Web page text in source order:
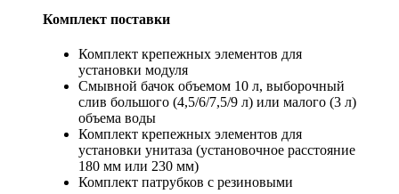
Комплект поставки
Комплект крепежных элементов для
установки модуля
Смывной бачок объемом 10 л, выборочный
слив большого (4,5/6/7,5/9 л) или малого (3 л)
объема воды
Комплект крепежных элементов для
установки унитаза (установочное расстояние
180 мм или 230 мм)
Комплект патрубков с резиновыми